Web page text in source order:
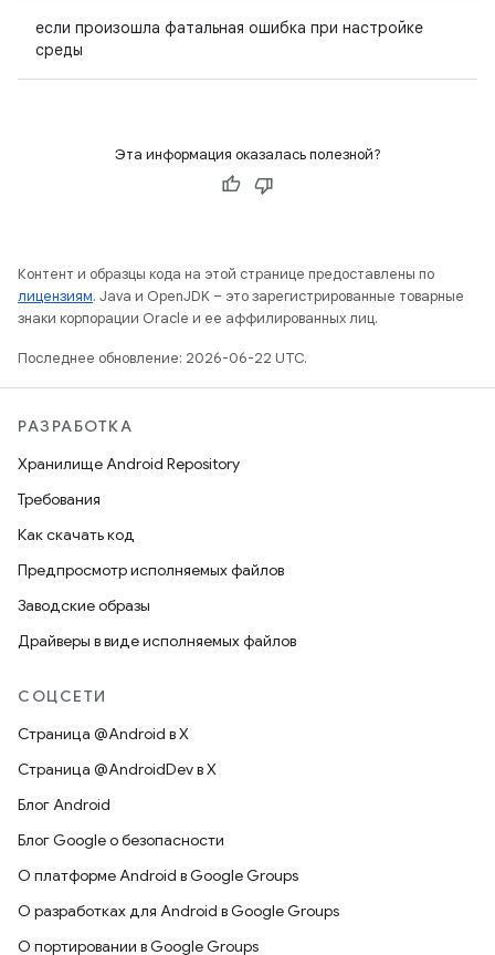
если произошла фатальная ошибка при настройке
среды
Эта информация оказалась полезной?
Контент и образцы кода на этой странице предоставлены по
лицензиям. Java и OpenJDK – это зарегистрированные товарные
знаки корпорации Oracle и ее аффилированных лиц.
Последнее обновление: 2026-06-22 UTC.
РАЗРАБОТКА
Хранилище Android Repository
Требования
Как скачать код
Предпросмотр исполняемых файлов
Заводские образы
Драйверы в виде исполняемых файлов
СОЦСЕТИ
Страница @Android в X
Страница @AndroidDev в X
Блог Android
Блог Google о безопасности
О платформе Android в Google Groups
О разработках для Android в Google Groups
О портировании в Google Groups